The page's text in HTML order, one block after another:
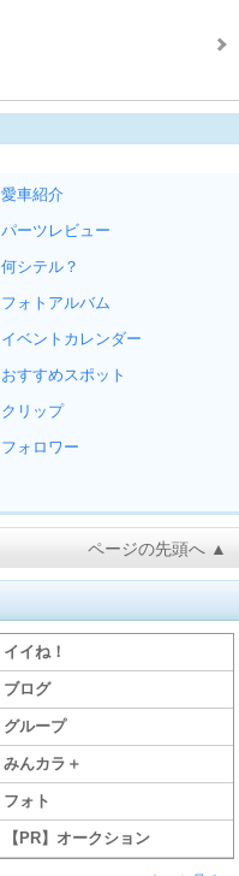
愛車紹介
パーツレビュー
何シテル？
フォトアルバム
イベントカレンダー
おすすめスポット
クリップ
フォロワー
ページの先頭へ ▲
イイね！
ブログ
グループ
みんカラ＋
フォト
【PR】オークション